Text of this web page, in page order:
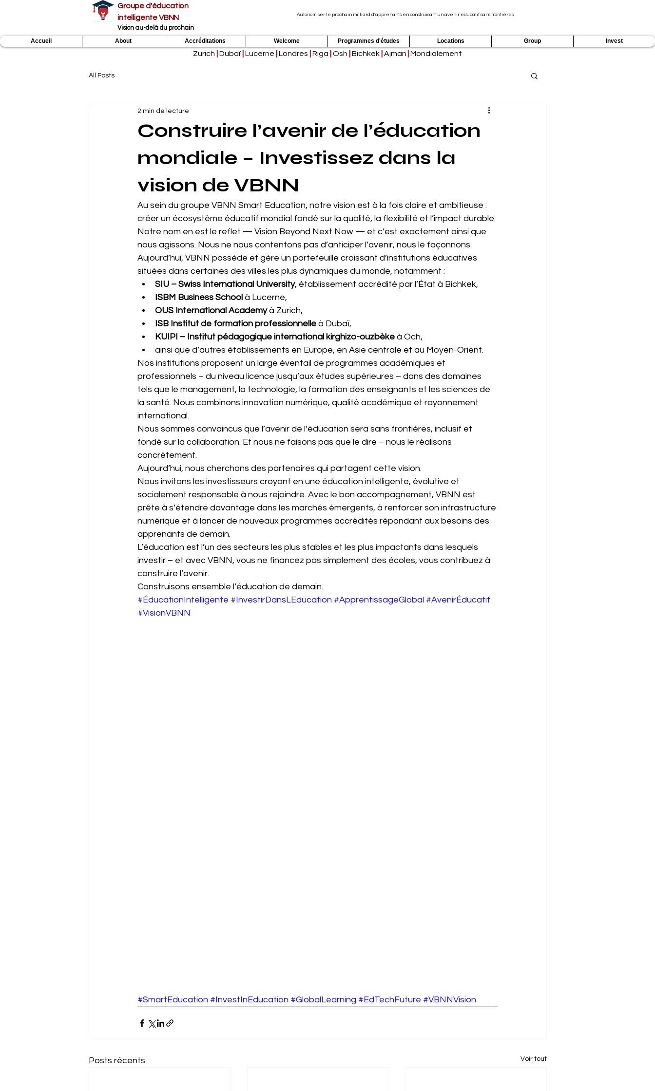
Groupe d'éducation
intelligente VBNN
Vision au-delà du prochain
Autonomiser le prochain milliard d’apprenants en construisant un avenir éducatif sans frontières
Accueil About Accréditations Welcome Programmes d'études Locations Group Invest
Zurich Dubaï Lucerne Londres Riga Osh Bichkek Ajman |Mondialement
All Posts
Construire l’avenir de l’éducation
mondiale – Investissez dans la
vision de VBNN
2 min de lecture
Au sein du groupe VBNN Smart Education, notre vision est à la fois claire et ambitieuse :
créer un écosystème éducatif mondial fondé sur la qualité, la flexibilité et l’impact durable.
Notre nom en est le reflet — Vision Beyond Next Now — et c’est exactement ainsi que
nous agissons. Nous ne nous contentons pas d’anticiper l’avenir, nous le façonnons.
Aujourd’hui, VBNN possède et gère un portefeuille croissant d’institutions éducatives
situées dans certaines des villes les plus dynamiques du monde, notamment :
SIU – Swiss International University, établissement accrédité par l’État à Bichkek,
ISBM Business School à Lucerne,
OUS International Academy à Zurich,
ISB Institut de formation professionnelle à Dubaï,
KUIPI – Institut pédagogique international kirghizo-ouzbèke à Och,
ainsi que d’autres établissements en Europe, en Asie centrale et au Moyen-Orient.
Nos institutions proposent un large éventail de programmes académiques et
professionnels – du niveau licence jusqu’aux études supérieures – dans des domaines
tels que le management, la technologie, la formation des enseignants et les sciences de
la santé. Nous combinons innovation numérique, qualité académique et rayonnement
international.
Nous sommes convaincus que l’avenir de l’éducation sera sans frontières, inclusif et
fondé sur la collaboration. Et nous ne faisons pas que le dire – nous le réalisons
concrètement.
Aujourd’hui, nous cherchons des partenaires qui partagent cette vision.
Nous invitons les investisseurs croyant en une éducation intelligente, évolutive et
socialement responsable à nous rejoindre. Avec le bon accompagnement, VBNN est
prête à s’étendre davantage dans les marchés émergents, à renforcer son infrastructure
numérique et à lancer de nouveaux programmes accrédités répondant aux besoins des
apprenants de demain.
L’éducation est l’un des secteurs les plus stables et les plus impactants dans lesquels
investir – et avec VBNN, vous ne financez pas simplement des écoles, vous contribuez à
construire l’avenir.
Construisons ensemble l’éducation de demain.
#ÉducationIntelligente #InvestirDansLEducation #ApprentissageGlobal #AvenirÉducatif
#VisionVBNN
#SmartEducation #InvestInEducation #GlobalLearning #EdTechFuture #VBNNVision
Posts récents Voir tout